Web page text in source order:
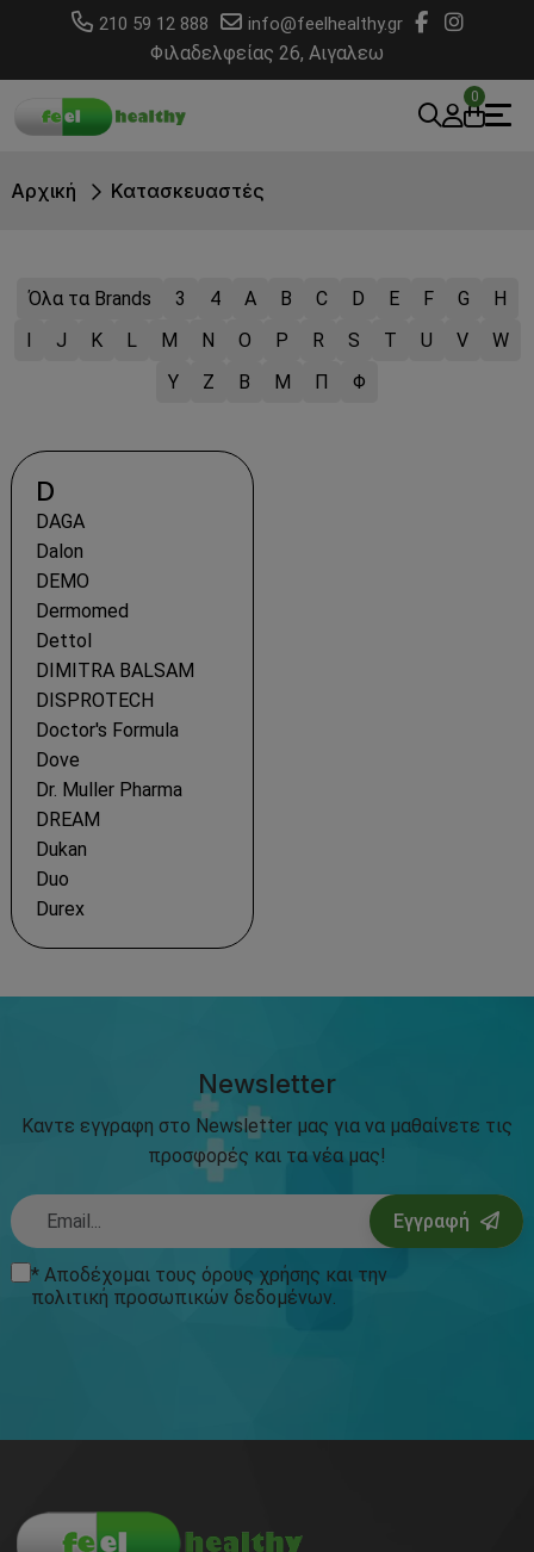
210 59 12 888 info@feelhealthy.gr
Φιλαδελφείας 26, Αιγαλεω
0
Αρχική Κατασκευαστές
Όλα τα Brands 3 4 A B C D E F G
H
I
J K L M N O P R S T U V
W
Y
Z Β Μ Π Φ
D
DAGA
Dalon
DEMO
Dermomed
Dettol
DIMITRA BALSAM
DISPROTECH
Doctor's Formula
Dove
Dr. Muller Pharma
DREAM
Dukan
Duo
Durex
Newsletter
Καντε εγγραφη στο Newsletter μας για να μαθαίνετε τις
προσφορές και τα νέα μας!
Εγγραφή
* Αποδέχομαι τους όρους χρήσης και την
πολιτική προσωπικών δεδομένων